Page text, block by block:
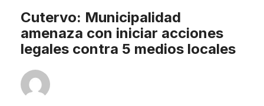
Cutervo: Municipalidad
amenaza con iniciar acciones
legales contra 5 medios locales